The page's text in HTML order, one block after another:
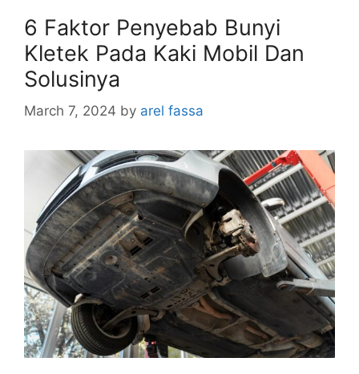
6 Faktor Penyebab Bunyi
Kletek Pada Kaki Mobil Dan
Solusinya
March 7, 2024 by arel fassa